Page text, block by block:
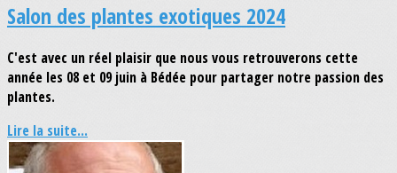
Salon des plantes exotiques 2024
C'est avec un réel plaisir que nous vous retrouverons cette
année les 08 et 09 juin à Bédée pour partager notre passion des
plantes.
Lire la suite...